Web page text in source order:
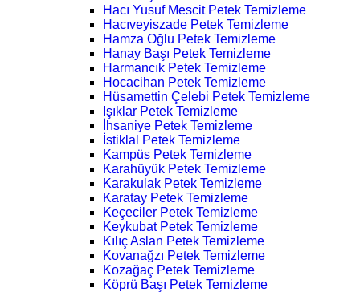
Hacı Yusuf Mescit Petek Temizleme
Hacıveyiszade Petek Temizleme
Hamza Oğlu Petek Temizleme
Hanay Başı Petek Temizleme
Harmancık Petek Temizleme
Hocacihan Petek Temizleme
Hüsamettin Çelebi Petek Temizleme
Işıklar Petek Temizleme
İhsaniye Petek Temizleme
İstiklal Petek Temizleme
Kampüs Petek Temizleme
Karahüyük Petek Temizleme
Karakulak Petek Temizleme
Karatay Petek Temizleme
Keçeciler Petek Temizleme
Keykubat Petek Temizleme
Kılıç Aslan Petek Temizleme
Kovanağzı Petek Temizleme
Kozağaç Petek Temizleme
Köprü Başı Petek Temizleme